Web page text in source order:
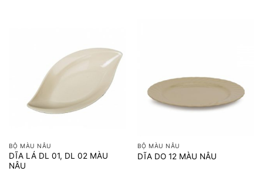
BỘ MÀU NÂU
DĨA LÁ DL 01, DL 02 MÀU
NÂU
BỘ MÀU NÂU
DĨA DO 12 MÀU NÂU